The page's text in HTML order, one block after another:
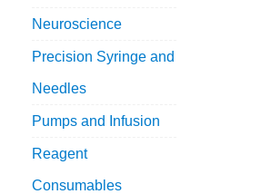
Neuroscience
Precision Syringe and
Needles
Pumps and Infusion
Reagent
Consumables